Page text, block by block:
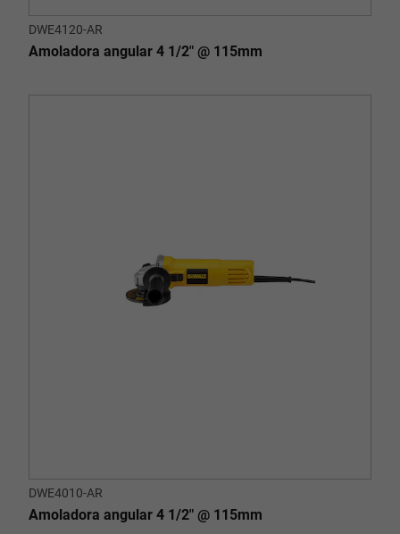
DWE4120-AR
Amoladora angular 4 1/2" @ 115mm
DWE4010-AR
Amoladora angular 4 1/2" @ 115mm